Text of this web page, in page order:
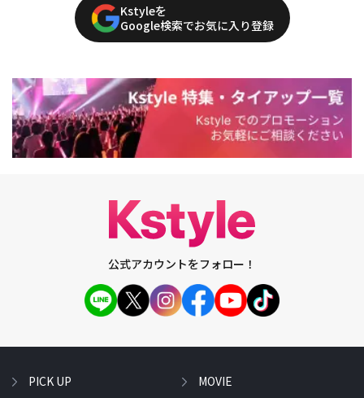
Kstyleを
Google検索でお気に入り登録
公式アカウントをフォロー！
PICK UP MOVIE